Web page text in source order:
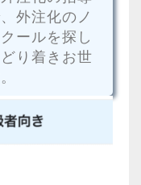
外注化のノ
ールを探し
り着きお世